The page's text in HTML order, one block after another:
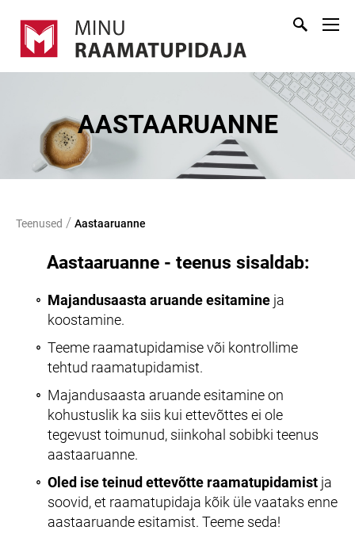
AASTAARUANNE
Teenused / Aastaaruanne
Aastaaruanne - teenus sisaldab:
Majandusaasta aruandeesitamine ja
koostamine.
Teeme raamatupidamise või kontrollime
tehtud raamatupidamist.
Majandusaasta aruande esitamine on
kohustuslik ka siis kui ettevõttes ei ole
tegevust toimunud, siinkohal sobibki teenus
aastaaruanne.
Oled ise teinud ettevõtte raamatupidamist ja
soovid, et raamatupidaja kõik üle vaataks enne
aastaaruande esitamist. Teeme seda!